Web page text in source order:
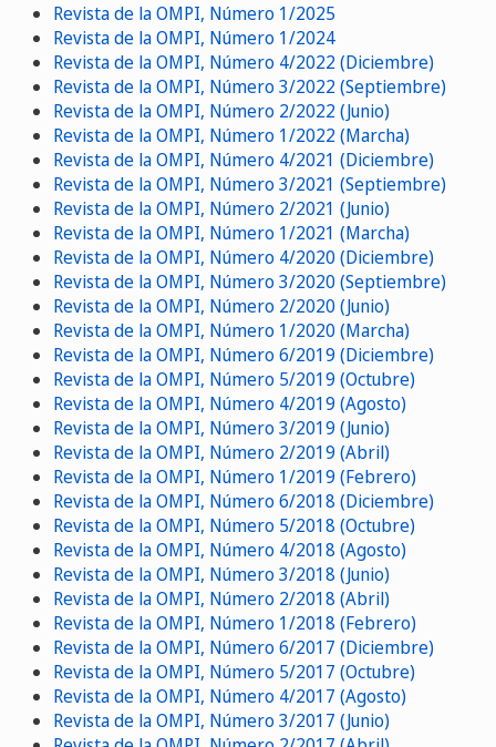
Revista de la OMPI, Número 1/2025
Revista de la OMPI, Número 1/2024
Revista de la OMPI, Número 4/2022 (Diciembre)
Revista de la OMPI, Número 3/2022 (Septiembre)
Revista de la OMPI, Número 2/2022 (Junio)
Revista de la OMPI, Número 1/2022 (Marcha)
Revista de la OMPI, Número 4/2021 (Diciembre)
Revista de la OMPI, Número 3/2021 (Septiembre)
Revista de la OMPI, Número 2/2021 (Junio)
Revista de la OMPI, Número 1/2021 (Marcha)
Revista de la OMPI, Número 4/2020 (Diciembre)
Revista de la OMPI, Número 3/2020 (Septiembre)
Revista de la OMPI, Número 2/2020 (Junio)
Revista de la OMPI, Número 1/2020 (Marcha)
Revista de la OMPI, Número 6/2019 (Diciembre)
Revista de la OMPI, Número 5/2019 (Octubre)
Revista de la OMPI, Número 4/2019 (Agosto)
Revista de la OMPI, Número 3/2019 (Junio)
Revista de la OMPI, Número 2/2019 (Abril)
Revista de la OMPI, Número 1/2019 (Febrero)
Revista de la OMPI, Número 6/2018 (Diciembre)
Revista de la OMPI, Número 5/2018 (Octubre)
Revista de la OMPI, Número 4/2018 (Agosto)
Revista de la OMPI, Número 3/2018 (Junio)
Revista de la OMPI, Número 2/2018 (Abril)
Revista de la OMPI, Número 1/2018 (Febrero)
Revista de la OMPI, Número 6/2017 (Diciembre)
Revista de la OMPI, Número 5/2017 (Octubre)
Revista de la OMPI, Número 4/2017 (Agosto)
Revista de la OMPI, Número 3/2017 (Junio)